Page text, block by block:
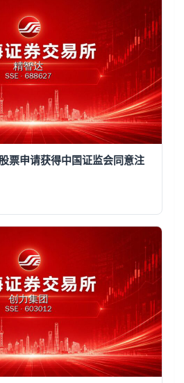
票申请获得中国证监会同意注